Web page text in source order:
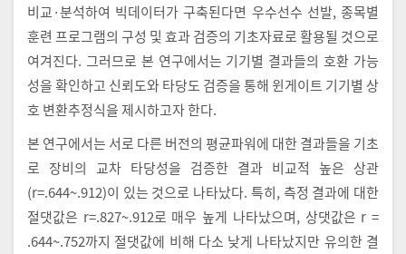
비교·분석하여 빅데이터가 구축된다면 우수선수 선발, 종목별
훈련 프로그램의 구성 및 효과 검증의 기초자료로 활용될 것으로
여겨진다. 그러므로 본 연구에서는 기기별 결과들의 호환 가능
성을 확인하고 신뢰도와 타당도 검증을 통해 윈게이트 기기별 상
호 변환추정식을 제시하고자 한다.
본 연구에서는 서로 다른 버전의 평균파워에 대한 결과들을 기초
로 장비의 교차 타당성을 검증한 결과 비교적 높은 상관
(r=.644~.912)이 있는 것으로 나타났다. 특히, 측정 결과에 대한
절댓값은 r=.827~.912로 매우 높게 나타났으며, 상댓값은 r =
.644~.752까지 절댓값에 비해 다소 낮게 나타났지만 유의한 결